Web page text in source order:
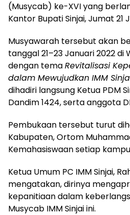
(Musycab) ke-XVI yang
Kantor Bupati Sinjai, Jumat 21
Musyawarah tersebut akan
tanggal 21–23 Januari 2022 di
dengan temaRevitalisasi
dalam Mewujudkan IMM
dihadiri langsung Ketua PDM
Dandim 1424, serta anggota
Pembukaan tersebut turut
Kabupaten, Ortom
Kemahasiswaan setiap
Ketua Umum PC IMM Sinjai,
mengatakan, dirinya
kepanitiaan dalam
Musycab IMM Sinjai ini.